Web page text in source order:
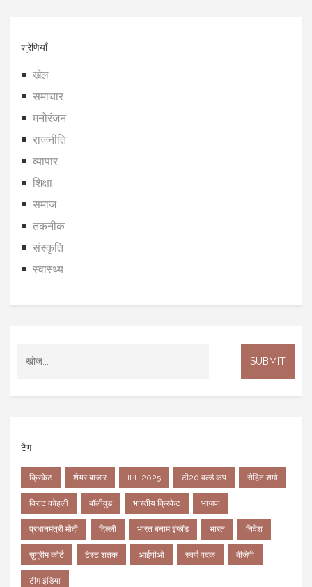
श्रेणियाँ
खेल
समाचार
मनोरंजन
राजनीति
व्यापार
शिक्षा
समाज
तकनीक
संस्कृति
स्वास्थ्य
टैग
क्रिकेट शेयर बाजार IPL 2025 टी20 वर्ल्ड कप रोहित शर्मा
विराट कोहली बॉलीवुड भारतीय क्रिकेट भाजपा
प्रधानमंत्री मोदी दिल्ली भारत बनाम इंग्लैंड भारत निवेश
सुप्रीम कोर्ट टेस्ट शतक आईपीओ स्वर्ण पदक बीजेपी
टीम इंडिया